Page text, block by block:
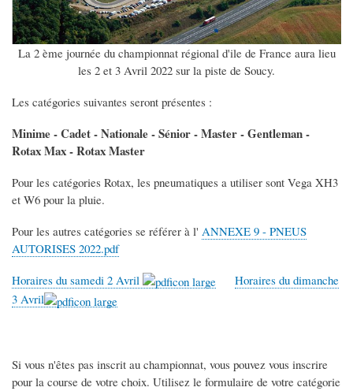
La 2 ème journée du championnat régional d'ile de France aura lieu
les 2 et 3 Avril 2022 sur la piste de Soucy.
Les catégories suivantes seront présentes :
Minime - Cadet - Nationale - Sénior - Master - Gentleman -
Rotax Max - Rotax Master
Pour les catégories Rotax, les pneumatiques a utiliser sont Vega XH3
et W6 pour la pluie.
Pour les autres catégories se référer à l' ANNEXE 9 - PNEUS
AUTORISES 2022.pdf
Horaires du samedi 2 Avril
Horaires du dimanche
3 Avril
Si vous n'êtes pas inscrit au championnat, vous pouvez vous inscrire
pour la course de votre choix. Utilisez le formulaire de votre catégorie